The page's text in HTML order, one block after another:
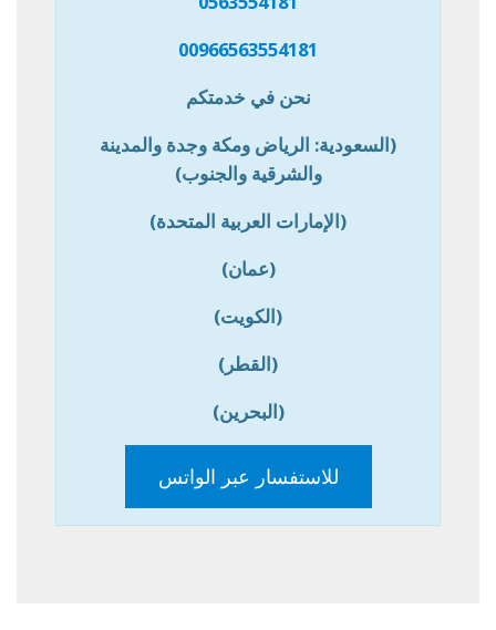
00966563554181
نحن في خدمتكم
(السعودية: الرياض ومكة وجدة والمدينة
والشرقية والجنوب)
(الإمارات العربية المتحدة)
(عمان)
(الكويت)
(القطر)
(البحرين)
للاستفسار عبر الواتس